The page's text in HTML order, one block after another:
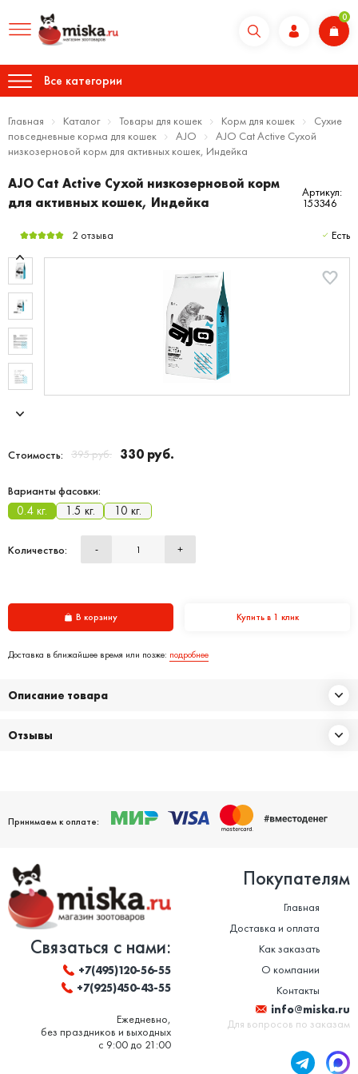
0
Все категории
Главная Каталог Товары для кошек Корм для кошек
Сухие
повседневные корма для кошек
AJO
AJO Cat Аctive Сухой
низкозерновой корм для активных кошек, Индейка
AJO Cat Аctive Сухой низкозерновой корм
для активных кошек, Индейка
Артикул:
153346
2 отзыва Есть
Стоимость: 395 руб. 330 руб.
Варианты фасовки:
0.4 кг. 1.5 кг. 10 кг.
Количество: - +
В корзину Купить в 1 клик
Доставка в ближайшее время или позже: подробнее
Описание товара
Отзывы
Принимаем к оплате:
Связаться с нами:
+7(495)120-56-55
+7(925)450-43-55
Ежедневно,
без праздников и выходных
с 9:00 до 21:00
Покупателям
Главная
Доставка и оплата
Как заказать
О компании
Контакты
info@miska.ru
Для вопросов по заказам